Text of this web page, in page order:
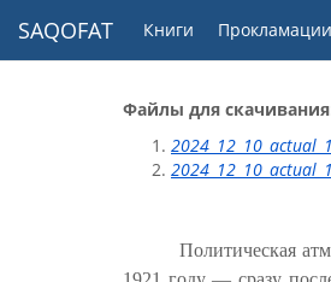
SAQOFAT Книги Прокламации
Файлы для скачивания
Политическая